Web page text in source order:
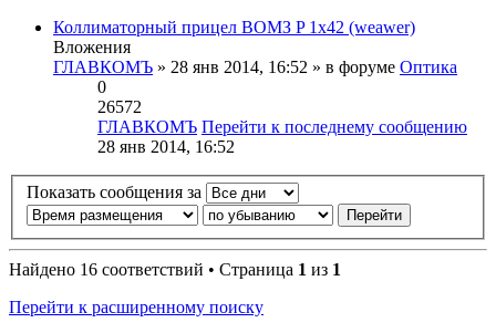
Коллиматорный прицел ВОМЗ P 1x42 (weawer)
Вложения
ГЛАВКОМЪ » 28 янв 2014, 16:52 » в форуме Оптика
0
26572
ГЛАВКОМЪ Перейти к последнему сообщению
28 янв 2014, 16:52
Показать сообщения за
Найдено 16 соответствий • Страница 1 из 1
Перейти к расширенному поиску